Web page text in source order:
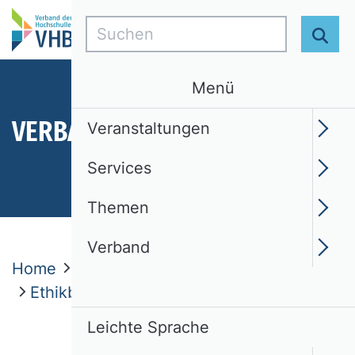
VERBAND
Home
Ethikbeauftragte
Suchen
Menü
Veranstaltungen
Services
Themen
Verband
Leichte Sprache